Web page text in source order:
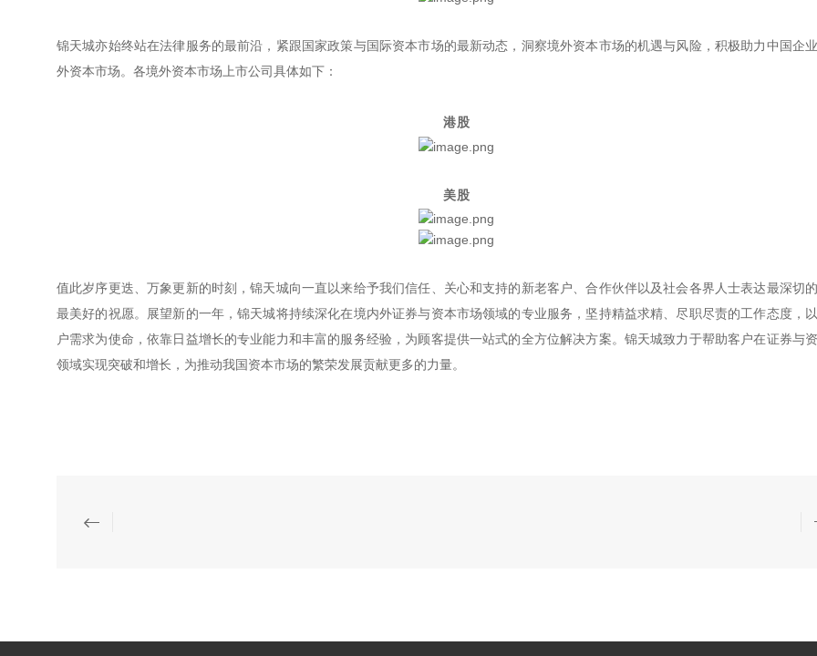
锦天城亦始终站在法律服务的最前沿，紧跟国家政策与国际资本市场的最新动态，洞察境外资本市场的机遇与风险，积极助力中国企
外资本市场。各境外资本市场上市公司具体如下：
港股
美股
值此岁序更迭、万象更新的时刻，锦天城向一直以来给予我们信任、关心和支持的新老客户、合作伙伴以及社会各界人士表达最深切
最美好的祝愿。展望新的一年，锦天城将持续深化在境内外证券与资本市场领域的专业服务，坚持精益求精、尽职尽责的工作态度，
户需求为使命，依靠日益增长的专业能力和丰富的服务经验，为顾客提供一站式的全方位解决方案。锦天城致力于帮助客户在证券与
领域实现突破和增长，为推动我国资本市场的繁荣发展贡献更多的力量。